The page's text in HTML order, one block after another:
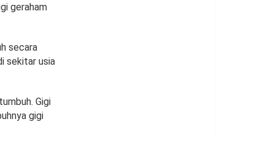
geraham
secara
sekitar usia
Gigi
gigi